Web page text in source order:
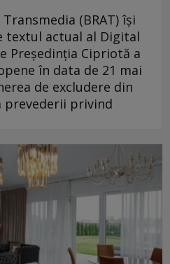
(BRAT) își
textul actual al Digital
Președinția Cipriotă a
în data de 21 mai
de excludere din
prevederii privind